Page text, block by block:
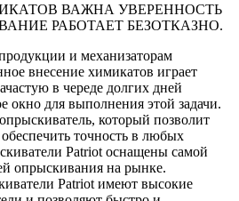
ВАЖНА УВЕРЕННОСТЬ
РАБОТАЕТ БЕЗОТКАЗНО.
и механизаторам
внесение химикатов играет
в череде долгих дней
окно для выполнения этой задачи.
который позволит
точность в любых
Patriot оснащены самой
опрыскивания на рынке.
Patriot имеют высокие